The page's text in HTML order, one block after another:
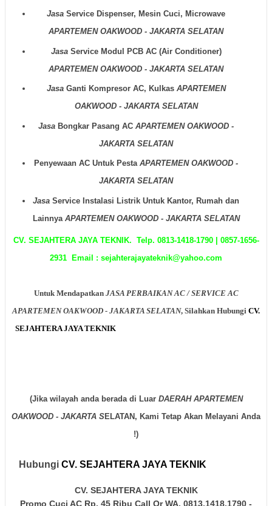
Jasa Service Dispenser, Mesin Cuci, Microwave
APARTEMEN OAKWOOD - JAKARTA SELATAN
JasaService Modul PCB AC (Air Conditioner)
APARTEMEN OAKWOOD - JAKARTA SELATAN
JasaGanti Kompresor AC, Kulkas APARTEMEN
OAKWOOD - JAKARTA SELATAN
Jasa Bongkar Pasang AC APARTEMEN OAKWOOD -
JAKARTA SELATAN
Penyewaan AC Untuk Pesta APARTEMEN OAKWOOD -
JAKARTA SELATAN
Jasa Service Instalasi Listrik Untuk Kantor, Rumah dan
Lainnya APARTEMEN OAKWOOD - JAKARTA SELATAN
CV. SEJAHTERA JAYA TEKNIK. Telp. 0813-1418-1790 | 0857-1656-
2931 Email : sejahterajayateknik@yahoo.com
Untuk Mendapatkan JASA PERBAIKAN AC / SERVICE AC
APARTEMEN OAKWOOD - JAKARTA SELATAN, Silahkan Hubungi CV.
SEJAHTERA JAYA TEKNIK
(Jika wilayah anda berada di Luar DAERAH APARTEMEN
OAKWOOD - JAKARTA SELATAN, Kami Tetap Akan Melayani Anda
!)
Hubungi CV. SEJAHTERA JAYA TEKNIK
CV. SEJAHTERA JAYA TEKNIK
Promo Cuci AC Rp. 45 Ribu Call Or WA. 0813.1418.1790 -